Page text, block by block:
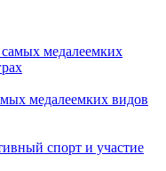
медалеемких видов